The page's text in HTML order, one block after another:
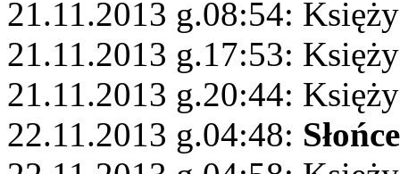
21.11.2013 g.08:54:
21.11.2013 g.17:53:
21.11.2013 g.20:44:
22.11.2013 g.04:48: Słońce